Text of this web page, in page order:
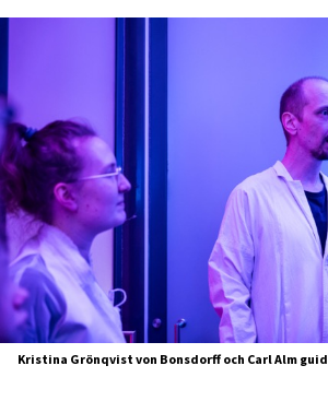
Kristina Grönqvist von Bonsdorff och Carl Alm